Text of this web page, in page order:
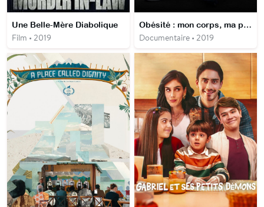
Une Belle-Mère Diabolique
Film • 2019
Obésité : mon corps, ma prison
Documentaire • 2019